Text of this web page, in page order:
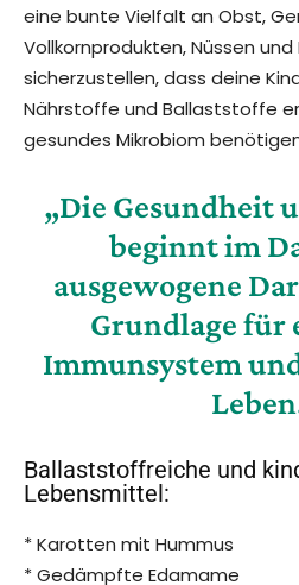
eine bunte Vielfalt an Obst,
Vollkornprodukten, Nüssen
sicherzustellen, dass deine
Nährstoffe und Ballaststoffe
gesundes Mikrobiom
„Die Gesundheit
beginnt im
ausgewogene
Grundlage für
Immunsystem
Ballaststoffreiche und
Lebensmittel:
* Karotten mit Hummus
* Gedämpfte Edamame